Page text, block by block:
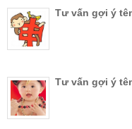
Tư vấn gợi ý
Tư vấn gợi ý